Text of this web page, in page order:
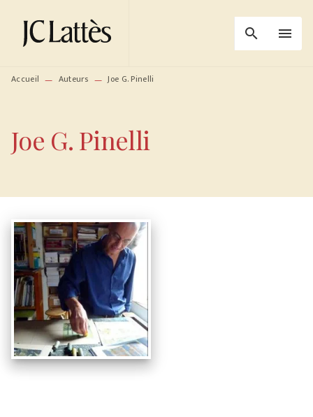
MENU RECHERCHE
PIED DE PAGE
search menu
Accueil — Auteurs — Joe G. Pinelli
Joe G. Pinelli